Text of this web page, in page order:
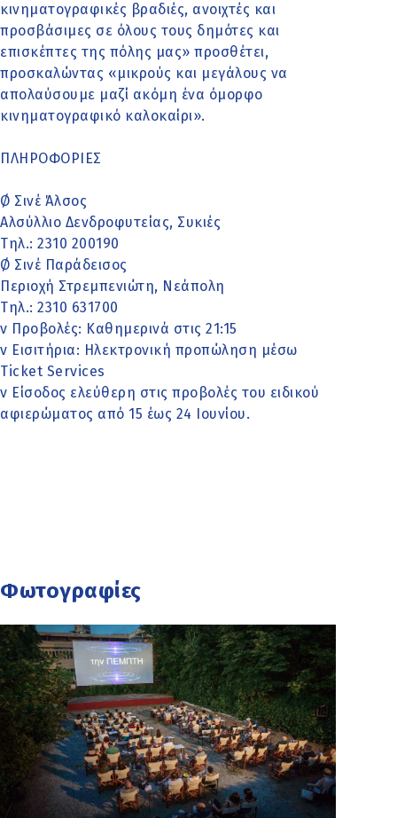
κινηματογραφικές βραδιές, ανοιχτές και
προσβάσιμες σε όλους τους δημότες και
επισκέπτες της πόλης μας» προσθέτει,
προσκαλώντας «μικρούς και μεγάλους να
απολαύσουμε μαζί ακόμη ένα όμορφο
κινηματογραφικό καλοκαίρι».
ΠΛΗΡΟΦΟΡΙΕΣ
Ø Σινέ Άλσος
Αλσύλλιο Δενδροφυτείας, Συκιές
Τηλ.: 2310 200190
Ø Σινέ Παράδεισος
Περιοχή Στρεμπενιώτη, Νεάπολη
Τηλ.: 2310 631700
v Προβολές: Καθημερινά στις 21:15
v Εισιτήρια: Ηλεκτρονική προπώληση μέσω
Ticket Services
v Είσοδος ελεύθερη στις προβολές του ειδικού
αφιερώματος από 15 έως 24 Ιουνίου.
Φωτογραφίες